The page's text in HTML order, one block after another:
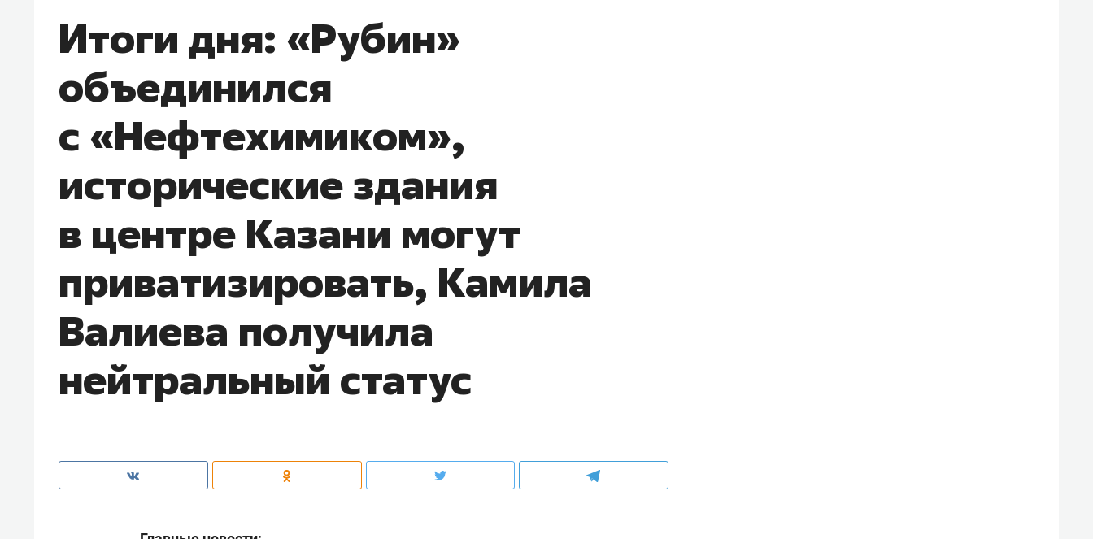
Итоги дня: «Рубин»
объединился
с «Нефтехимиком»,
исторические здания
в центре Казани могут
приватизировать, Камила
Валиева получила
нейтральный статус